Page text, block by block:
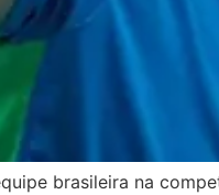
brasileira na